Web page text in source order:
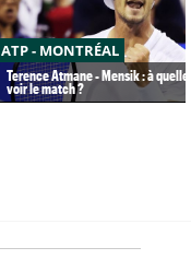
ATP - MONTRÉAL
Terence Atmane - Mensik : à
voir le match ?